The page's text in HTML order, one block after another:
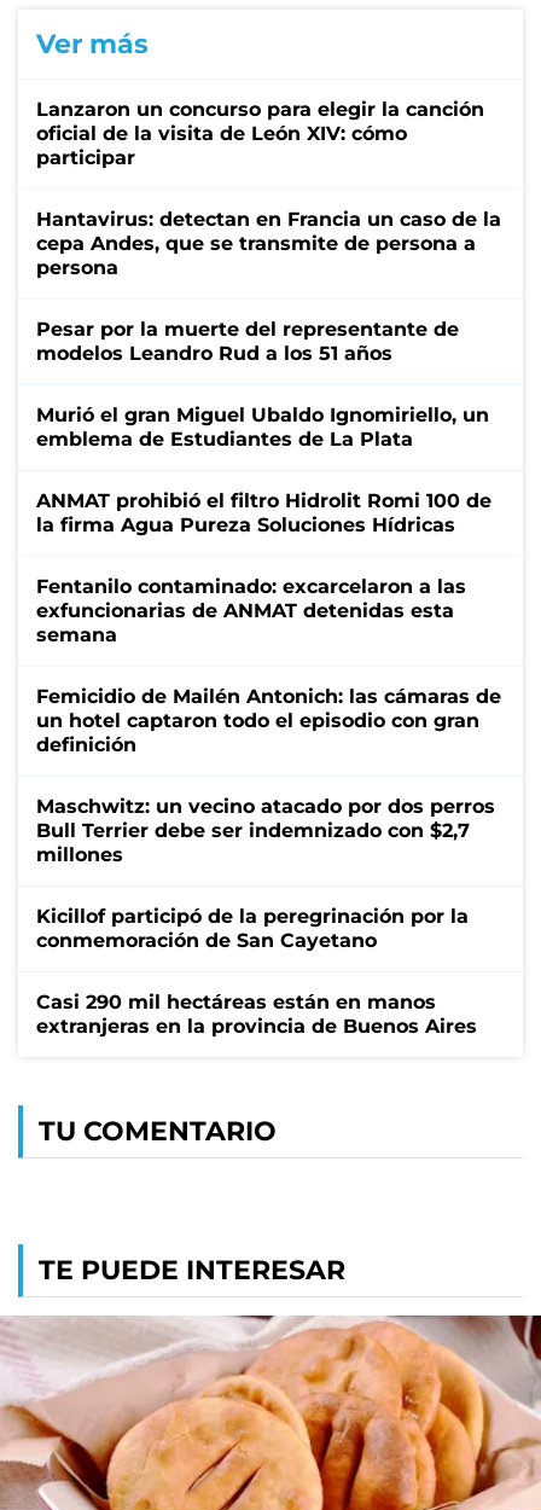
Ver más
Lanzaron un concurso para elegir la canción
oficial de la visita de León XIV: cómo
participar
Hantavirus: detectan en Francia un caso de la
cepa Andes, que se transmite de persona a
persona
Pesar por la muerte del representante de
modelos Leandro Rud a los 51 años
Murió el gran Miguel Ubaldo Ignomiriello, un
emblema de Estudiantes de La Plata
ANMAT prohibió el filtro Hidrolit Romi 100 de
la firma Agua Pureza Soluciones Hídricas
Fentanilo contaminado: excarcelaron a las
exfuncionarias de ANMAT detenidas esta
semana
Femicidio de Mailén Antonich: las cámaras de
un hotel captaron todo el episodio con gran
definición
Maschwitz: un vecino atacado por dos perros
Bull Terrier debe ser indemnizado con $2,7
millones
Kicillof participó de la peregrinación por la
conmemoración de San Cayetano
Casi 290 mil hectáreas están en manos
extranjeras en la provincia de Buenos Aires
TU COMENTARIO
TE PUEDE INTERESAR